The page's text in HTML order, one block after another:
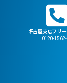
名古屋支店フリ
0120-